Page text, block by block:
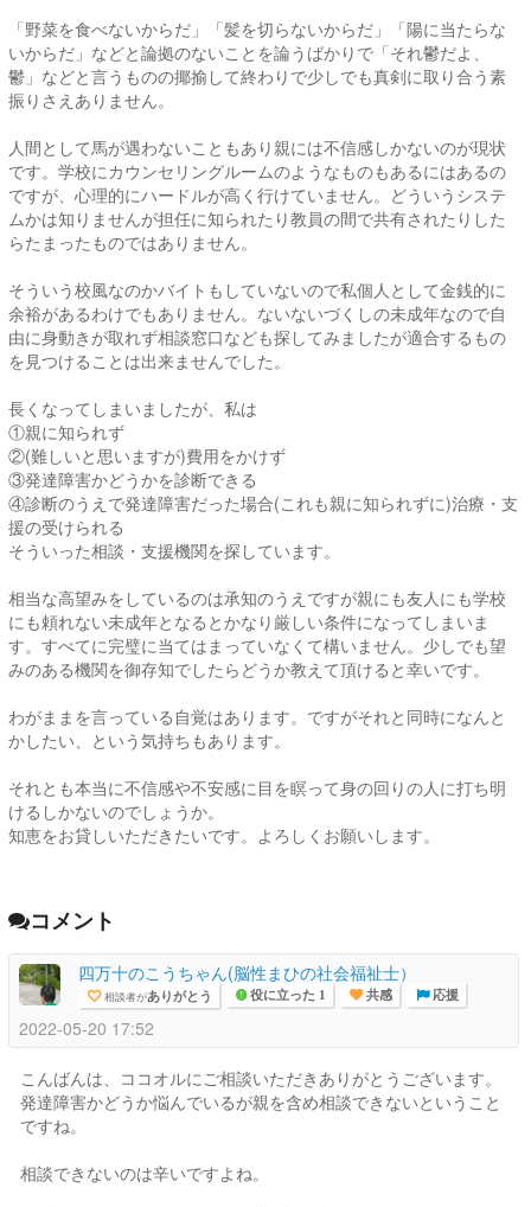
「野菜を食べないからだ」「髪を切らないからだ」「陽に当たらな
いからだ」などと論拠のないことを論うばかりで「それ鬱だよ、
鬱」などと言うものの揶揄して終わりで少しでも真剣に取り合う素
振りさえありません。
人間として馬が遇わないこともあり親には不信感しかないのが現状
です。学校にカウンセリングルームのようなものもあるにはあるの
ですが、心理的にハードルが高く行けていません。どういうシステ
ムかは知りませんが担任に知られたり教員の間で共有されたりした
らたまったものではありません。
そういう校風なのかバイトもしていないので私個人として金銭的に
余裕があるわけでもありません。ないないづくしの未成年なので自
由に身動きが取れず相談窓口なども探してみましたが適合するもの
を見つけることは出来ませんでした。
長くなってしまいましたが、私は
①親に知られず
②(難しいと思いますが)費用をかけず
③発達障害かどうかを診断できる
④診断のうえで発達障害だった場合(これも親に知られずに)治療・支
援の受けられる
そういった相談・支援機関を探しています。
相当な高望みをしているのは承知のうえですが親にも友人にも学校
にも頼れない未成年となるとかなり厳しい条件になってしまいま
す。すべてに完璧に当てはまっていなくて構いません。少しでも望
みのある機関を御存知でしたらどうか教えて頂けると幸いです。
わがままを言っている自覚はあります。ですがそれと同時になんと
かしたい、という気持ちもあります。
それとも本当に不信感や不安感に目を瞑って身の回りの人に打ち明
けるしかないのでしょうか。
知恵をお貸しいただきたいです。よろしくお願いします。
コメント
四万十のこうちゃん(脳性まひの社会福祉士）
相談者がありがとう 役に立った 1 共感 応援
2022-05-20 17:52
こんばんは、ココオルにご相談いただきありがとうございます。
発達障害かどうか悩んでいるが親を含め相談できないということ
ですね。
相談できないのは辛いですよね。